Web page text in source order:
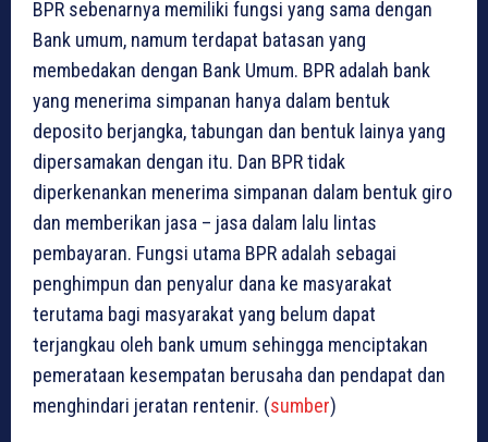
BPR sebenarnya memiliki fungsi yang sama dengan
Bank umum, namum terdapat batasan yang
membedakan dengan Bank Umum. BPR adalah bank
yang menerima simpanan hanya dalam bentuk
deposito berjangka, tabungan dan bentuk lainya yang
dipersamakan dengan itu. Dan BPR tidak
diperkenankan menerima simpanan dalam bentuk giro
dan memberikan jasa – jasa dalam lalu lintas
pembayaran. Fungsi utama BPR adalah sebagai
penghimpun dan penyalur dana ke masyarakat
terutama bagi masyarakat yang belum dapat
terjangkau oleh bank umum sehingga menciptakan
pemerataan kesempatan berusaha dan pendapat dan
menghindari jeratan rentenir. (sumber)